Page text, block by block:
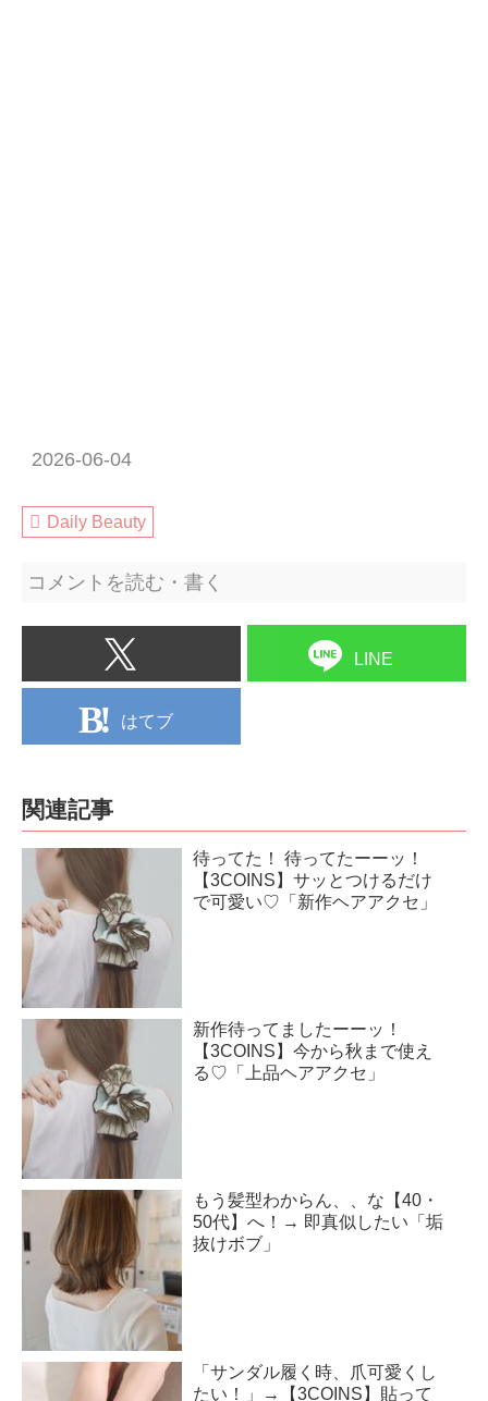
2026-06-04
Daily Beauty
コメントを読む・書く
LINE
はてブ
関連記事
待ってた！ 待ってたーーッ！
【3COINS】サッとつけるだけ
で可愛い♡「新作ヘアアクセ」
新作待ってましたーーッ！
【3COINS】今から秋まで使え
る♡「上品ヘアアクセ」
もう髪型わからん、、な【40・
50代】へ！→ 即真似したい「垢
抜けボブ」
「サンダル履く時、爪可愛くし
たい！」→【3COINS】貼って